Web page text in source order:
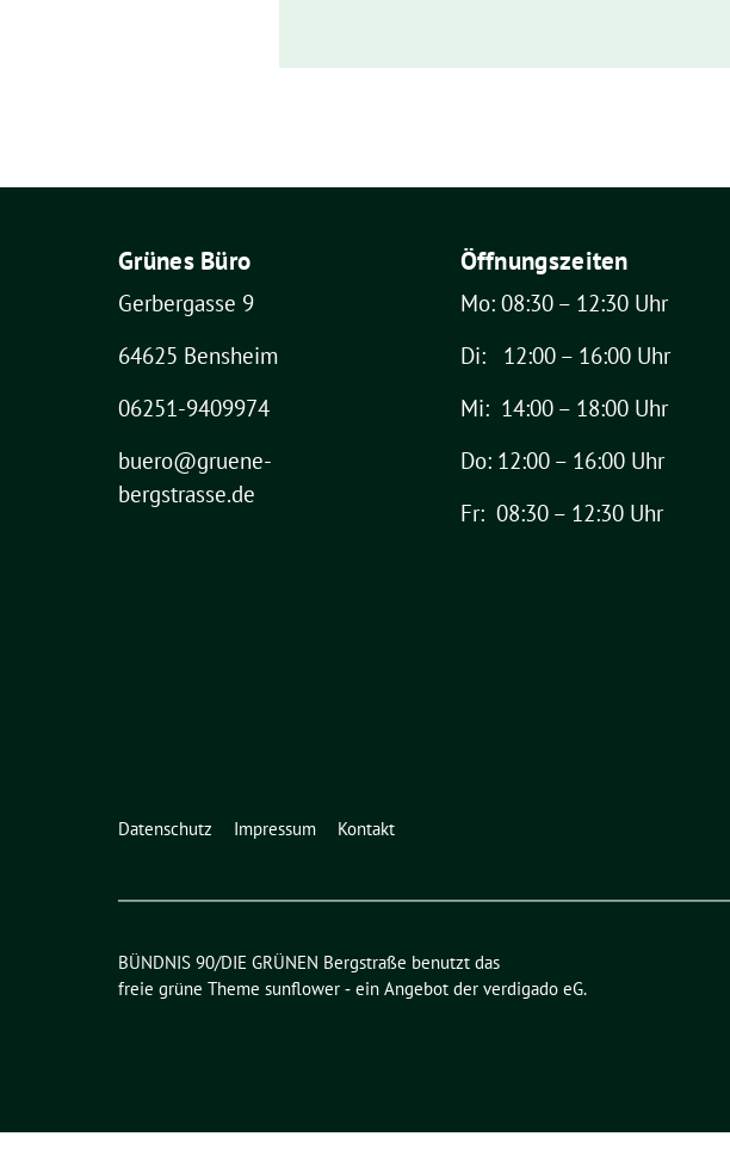
Grünes Büro
Gerbergasse 9
64625 Bensheim
06251-9409974
buero@gruene-
bergstrasse.de
Öffnungszeiten
Mo: 08:30 – 12:30 Uhr
Di: 12:00 – 16:00 Uhr
Mi: 14:00 – 18:00 Uhr
Do: 12:00 – 16:00 Uhr
Fr: 08:30 – 12:30 Uhr
Datenschutz Impressum Kontakt
BÜNDNIS 90/DIE GRÜNEN Bergstraße benutzt das
freie grüne Theme sunflower ‐ ein Angebot der verdigado eG.